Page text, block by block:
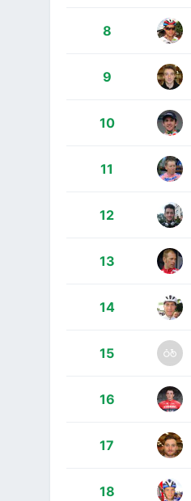
8
9
10
11
12
13
14
15
16
17
18